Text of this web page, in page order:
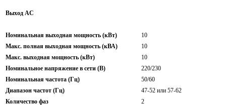
Выход AC
Номинальная выходная мощность (кВт)
10
Макс. полная выходная мощность (кВА)
10
Макс. выходная мощность (кВт)
10
Номинальное напряжение в сети (В)
220/230
Номинальная частота (Гц)
50/60
Диапазон частот (Гц)
47-52 или 57-62
Количество фаз
2